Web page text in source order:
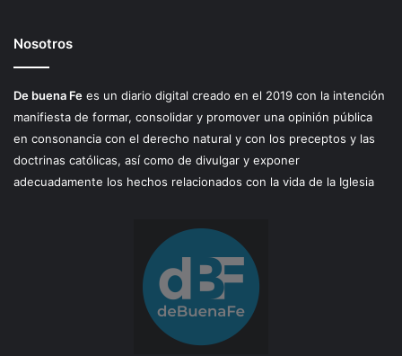
Nosotros
De buena Fe es un diario digital creado en el 2019 con la intención
manifiesta de formar, consolidar y promover una opinión pública
en consonancia con el derecho natural y con los preceptos y las
doctrinas católicas, así como de divulgar y exponer
adecuadamente los hechos relacionados con la vida de la Iglesia